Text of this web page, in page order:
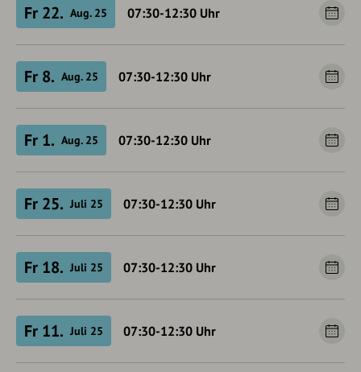
Fr 22. Aug. 25 07:30-12:30 Uhr
Fr 8. Aug. 25 07:30-12:30 Uhr
Fr 1. Aug. 25 07:30-12:30 Uhr
Fr 25. Juli 25 07:30-12:30 Uhr
Fr 18. Juli 25 07:30-12:30 Uhr
Fr 11. Juli 25 07:30-12:30 Uhr